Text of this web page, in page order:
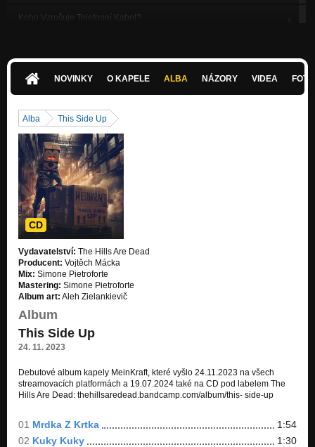
Koho Vzrušuje Telefonní Kabel?
Pane, Vy jste prase
Vegetarian Circlepit
Nezařazeno
Trumptadada (live zkušebna)
Nezařazeno
NOVINKY O KAPELE ALBA NÁZORY VIDEA
Alba This Side Up
CD
Vydavatelství: The Hills Are Dead
Producent: Vojtěch Mácka
Mix: Simone Pietroforte
Mastering: Simone Pietroforte
Album art: Aleh Zielankievič
Album
This Side Up
24. 11. 2023
Debutové album kapely MeinKraft, které vyšlo 24.11.2023 na všech
streamovacích platformách a 19.07.2024 také na CD pod labelem The
Hills Are Dead: thehillsaredead.bandcamp.com/album/this- side-up
01 Mrdka Z Krtka
1:54
02 Kuky Kuky
1:30